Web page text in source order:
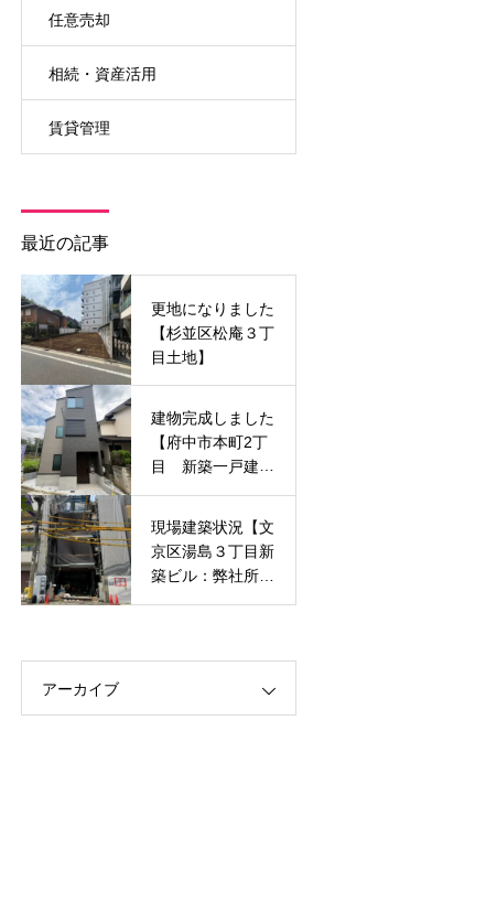
任意売却
相続・資産活用
賃貸管理
最近の記事
更地になりました
【杉並区松庵３丁
目土地】
建物完成しました
【府中市本町2丁
目 新築一戸建
現場建築状況【文
京区湯島３丁目新
築ビル：弊社所
アーカイブ